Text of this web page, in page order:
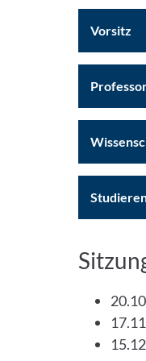
Vorsitz